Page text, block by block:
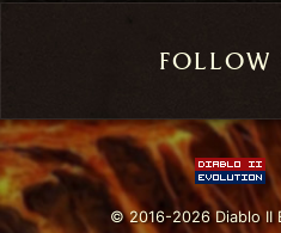
FOLLOW
© 2016-2026 Diablo II